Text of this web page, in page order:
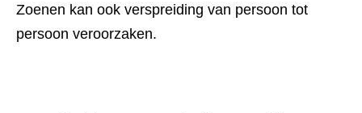
Zoenen kan ook verspreiding van persoon tot
persoon veroorzaken.